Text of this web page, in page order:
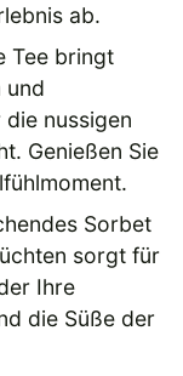
ab.
Tee bringt
und
nussigen
Genießen Sie
Sorbet
sorgt für
Ihre
die Süße der